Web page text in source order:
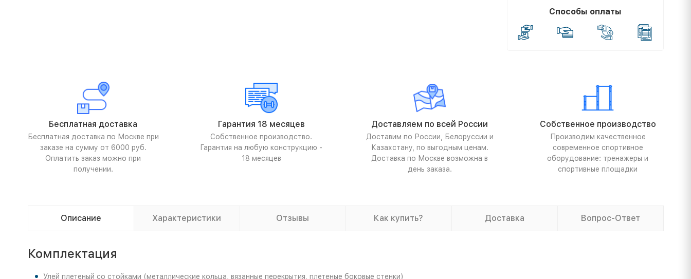
Способы оплаты
Бесплатная доставка
Бесплатная доставка по Москве при
заказе на сумму от 6000 руб.
Оплатить заказ можно при
получении.
Гарантия 18 месяцев
Собственное производство.
Гарантия на любую конструкцию -
18 месяцев
Доставляем по всей России
Доставим по России, Белоруссии и
Казахстану, по выгодным ценам.
Доставка по Москве возможна в
день заказа.
Собственное производство
Производим качественное
современное спортивное
оборудование: тренажеры и
спортивные площадки
Описание Характеристики Отзывы Как купить? Доставка Вопрос-Ответ
Комплектация
Улей плетеный со стойками (металлические кольца, вязанные перекрытия, плетеные боковые стенки)